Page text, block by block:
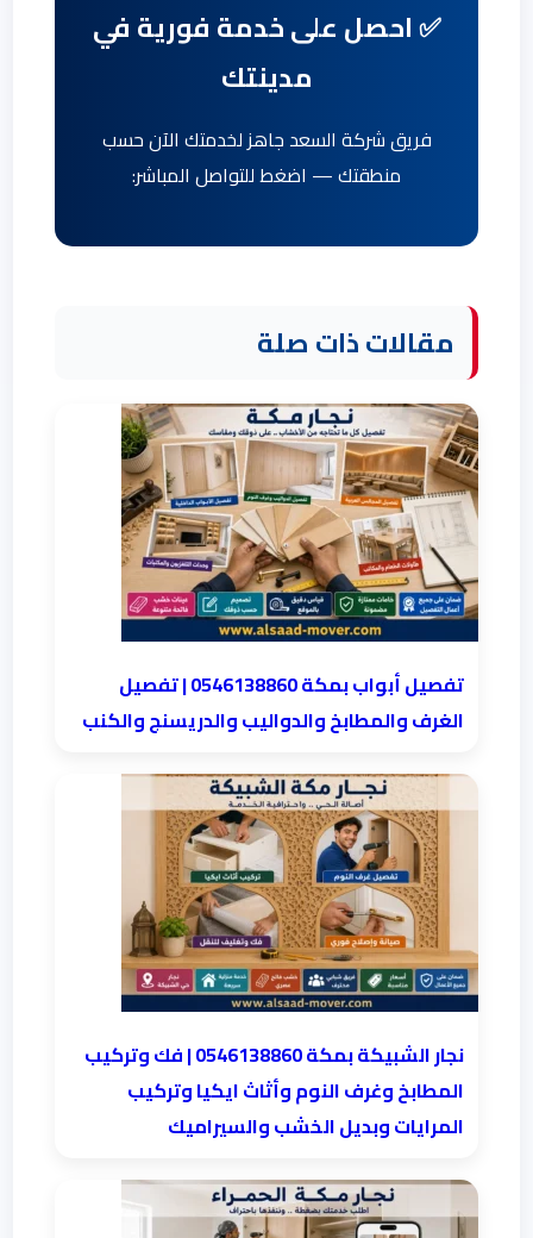
✅ احصل على خدمة فورية في
مدينتك
فريق شركة السعد جاهز لخدمتك الآن حسب
منطقتك — اضغط للتواصل المباشر:
مقالات ذات صلة
تفصيل أبواب بمكة 0546138860 | تفصيل
الغرف والمطابخ والدواليب والدريسنج والكنب
نجار الشبيكة بمكة 0546138860⁩ | فك وتركيب
المطابخ وغرف النوم وأثاث ايكيا وتركيب
المرايات وبديل الخشب والسيراميك